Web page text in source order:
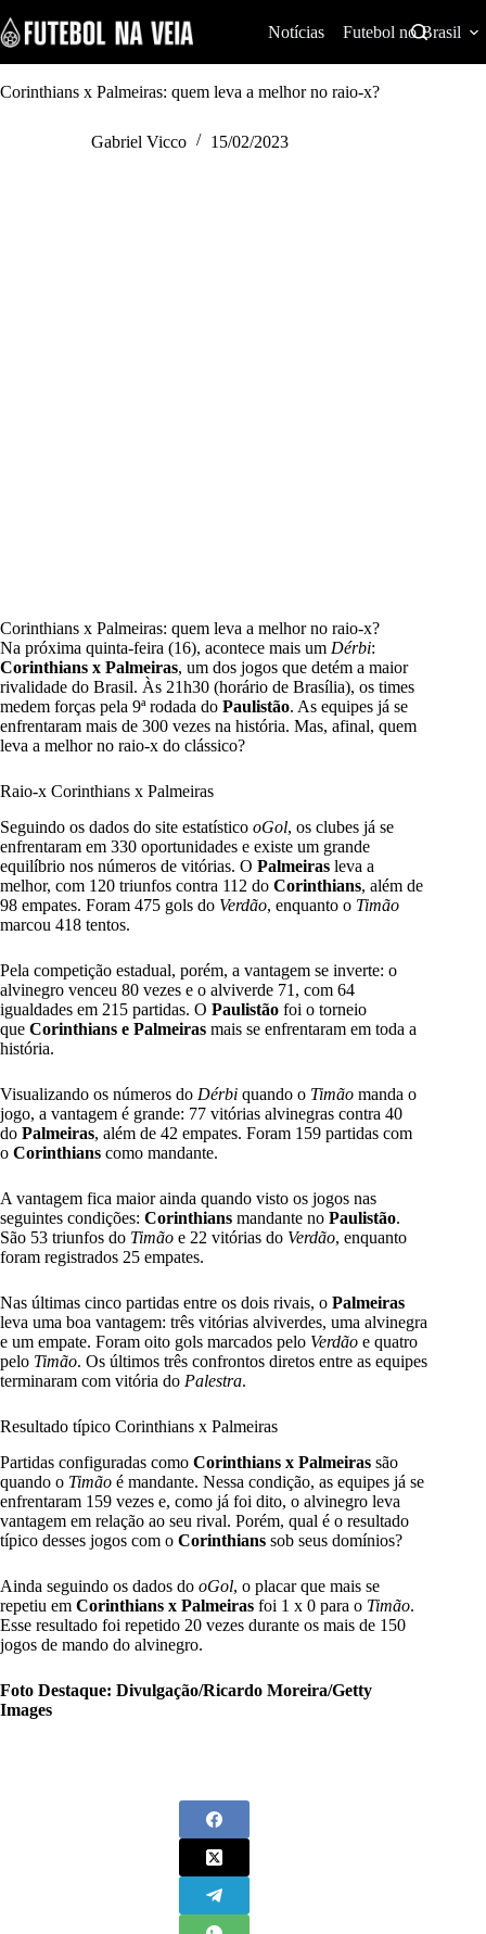
k
i
p
t
Notícias Futebol no Brasil
Corinthians x Palmeiras: quem leva a melhor no raio-x?
Gabriel Vicco 15/02/2023
Corinthians x Palmeiras: quem leva a melhor no raio-x?
Na próxima quinta-feira (16), acontece mais um Dérbi:
Corinthians x Palmeiras, um dos jogos que detém a maior
rivalidade do Brasil. Às 21h30 (horário de Brasília), os times
medem forças pela 9ª rodada do Paulistão. As equipes já se
enfrentaram mais de 300 vezes na história. Mas, afinal, quem
leva a melhor no raio-x do clássico?
Raio-x Corinthians x Palmeiras
Seguindo os dados do site estatístico oGol, os clubes já se
enfrentaram em 330 oportunidades e existe um grande
equilíbrio nos números de vitórias. O Palmeiras leva a
melhor, com 120 triunfos contra 112 do Corinthians, além de
98 empates. Foram 475 gols do Verdão, enquanto o Timão
marcou 418 tentos.
Pela competição estadual, porém, a vantagem se inverte: o
alvinegro venceu 80 vezes e o alviverde 71, com 64
igualdades em 215 partidas. O Paulistão foi o torneio
que Corinthians e Palmeiras mais se enfrentaram em toda a
história.
Visualizando os números do Dérbi quando o Timão manda o
jogo, a vantagem é grande: 77 vitórias alvinegras contra 40
do Palmeiras, além de 42 empates. Foram 159 partidas com
o Corinthians como mandante.
A vantagem fica maior ainda quando visto os jogos nas
seguintes condições: Corinthians mandante no Paulistão.
São 53 triunfos do Timão e 22 vitórias do Verdão, enquanto
foram registrados 25 empates.
Nas últimas cinco partidas entre os dois rivais, o Palmeiras
leva uma boa vantagem: três vitórias alviverdes, uma alvinegra
e um empate. Foram oito gols marcados pelo Verdão e quatro
pelo Timão. Os últimos três confrontos diretos entre as equipes
terminaram com vitória do Palestra.
Resultado típico Corinthians x Palmeiras
Partidas configuradas como Corinthians x Palmeiras são
quando o Timão é mandante. Nessa condição, as equipes já se
enfrentaram 159 vezes e, como já foi dito, o alvinegro leva
vantagem em relação ao seu rival. Porém, qual é o resultado
típico desses jogos com o Corinthians sob seus domínios?
Ainda seguindo os dados do oGol, o placar que mais se
repetiu em Corinthians x Palmeiras foi 1 x 0 para o Timão.
Esse resultado foi repetido 20 vezes durante os mais de 150
jogos de mando do alvinegro.
Foto Destaque: Divulgação/Ricardo Moreira/Getty
Images